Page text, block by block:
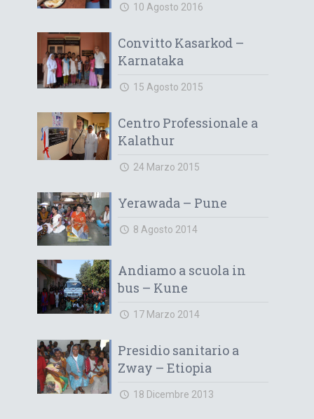
10 Agosto 2016
Convitto Kasarkod –
Karnataka
15 Agosto 2015
Centro Professionale a
Kalathur
24 Marzo 2015
Yerawada – Pune
8 Agosto 2014
Andiamo a scuola in
bus – Kune
17 Marzo 2014
Presidio sanitario a
Zway – Etiopia
18 Dicembre 2013